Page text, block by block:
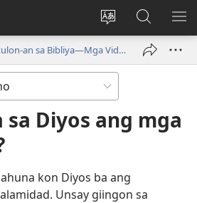
Ilisi
ang
pinulongan
sa
site
Log
(mo-
open
ug
window)
Pangitaa
sa
JW.ORG
Importanteng mga Pagtulon-an sa Bibliya—Mga Video
sa Diyos ang mga
kon Diyos ba ang
Unsay giingon sa